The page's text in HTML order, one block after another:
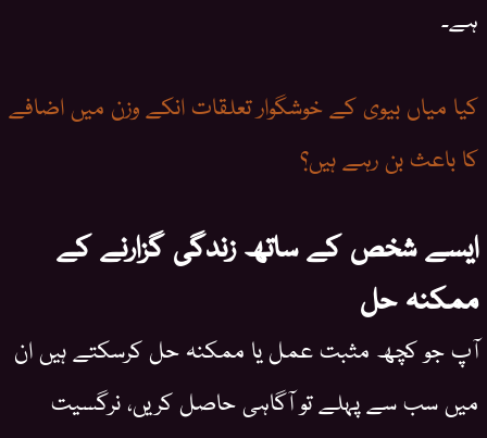
ہے۔
کیا میاں بیوی کے خوشگوار تعلقات انکے وزن میں اضافے
کا باعث بن رہے ہیں؟
ایسے شخص کے ساتھ زندگی گزارنے کے
ممکنہ حل
آپ جو کچھ مثبت عمل یا ممکنہ حل کرسکتے ہیں ان
میں سب سے پہلے تو آگاہی حاصل کریں، نرگسیت